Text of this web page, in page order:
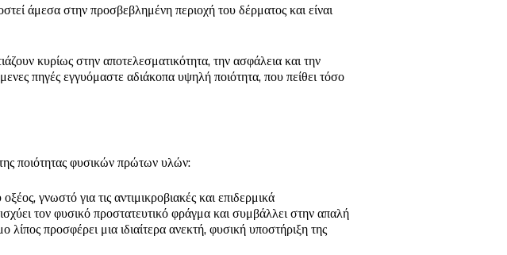
άμεσα στην προσβεβλημένη περιοχή του δέρματος και είναι
κυρίως στην αποτελεσματικότητα, την ασφάλεια και την
πηγές εγγυόμαστε αδιάκοπα υψηλή ποιότητα, που πείθει τόσο
ποιότητας φυσικών πρώτων υλών:
γνωστό για τις αντιμικροβιακές και επιδερμικά
τον φυσικό προστατευτικό φράγμα και συμβάλλει στην απαλή
προσφέρει μια ιδιαίτερα ανεκτή, φυσική υποστήριξη της